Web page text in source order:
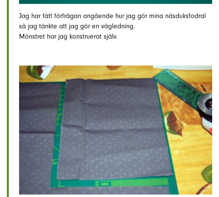
Jag har fått förfrågan angående hur jag gör mina näsduksfodral
så jag tänkte att jag gör en vägledning.
Mönstret har jag konstruerat själv.